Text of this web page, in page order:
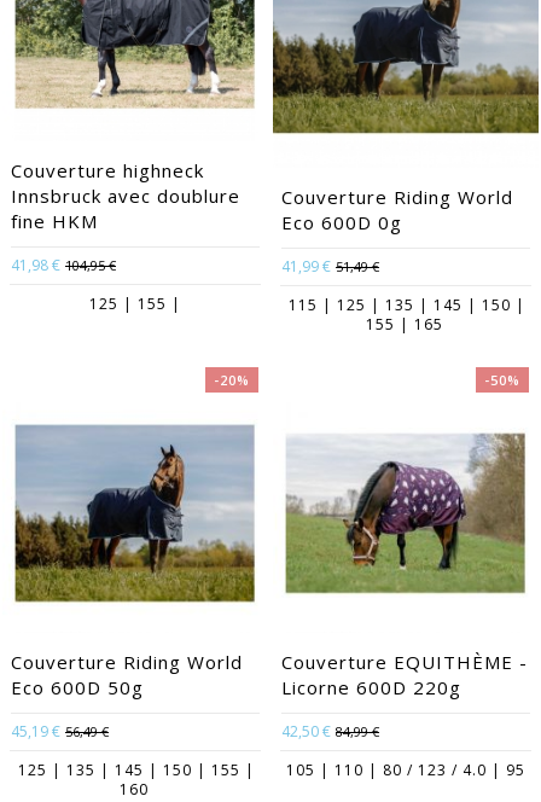
Couverture highneck
Innsbruck avec doublure
fine HKM
41,98 € 104,95 €
125 | 155 |
Couverture Riding World
Eco 600D 0g
41,99 € 51,49 €
115 | 125 | 135 | 145 | 150 |
155 | 165
-20%
Couverture Riding World
Eco 600D 50g
45,19 € 56,49 €
125 | 135 | 145 | 150 | 155 |
160
-50%
Couverture EQUITHÈME -
Licorne 600D 220g
42,50 € 84,99 €
105 | 110 | 80 / 123 / 4.0 | 95